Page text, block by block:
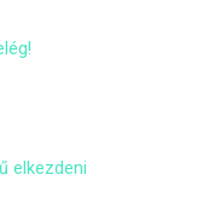
elkezdeni